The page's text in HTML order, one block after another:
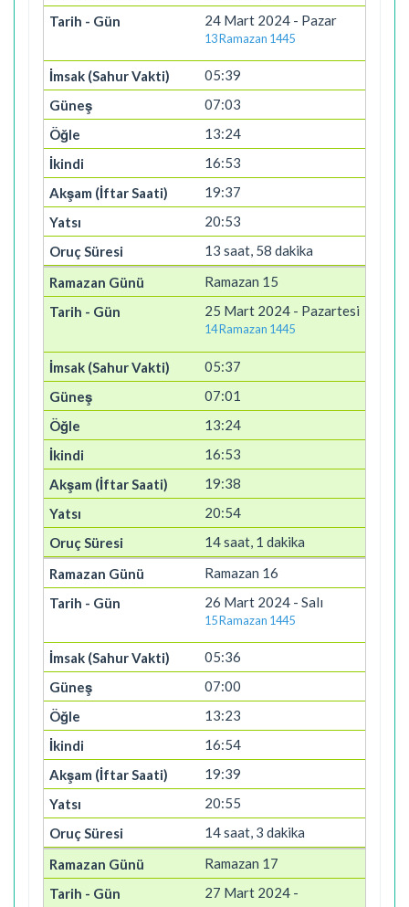
24 Mart 2024 - Pazar
13 Ramazan 1445
05:39
07:03
13:24
16:53
19:37
20:53
13 saat, 58 dakika
Ramazan 15
25 Mart 2024 - Pazartesi
14 Ramazan 1445
05:37
07:01
13:24
16:53
19:38
20:54
14 saat, 1 dakika
Ramazan 16
26 Mart 2024 - Salı
15 Ramazan 1445
05:36
07:00
13:23
16:54
19:39
20:55
14 saat, 3 dakika
Ramazan 17
27 Mart 2024 -